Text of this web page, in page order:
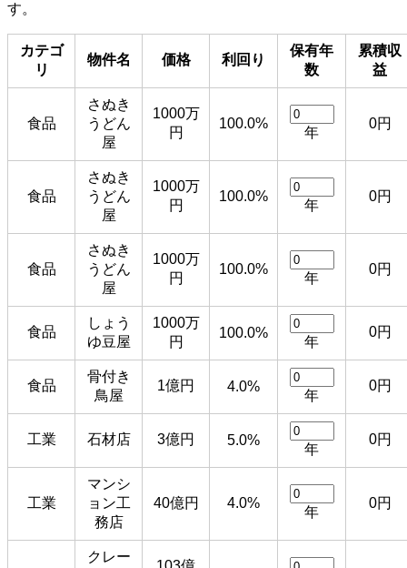
す。
カテゴ
リ
物件名 価格 利回り
保有年
数
累積収
益
食品
さぬき
うどん
屋
1000万
円
100.0%
年
0円
食品
さぬき
うどん
屋
1000万
円
100.0%
年
0円
食品
さぬき
うどん
屋
1000万
円
100.0%
年
0円
食品
しょう
ゆ豆屋
1000万
円
100.0%
年
0円
食品
骨付き
鳥屋
1億円 4.0%
年
0円
工業 石材店 3億円 5.0%
年
0円
工業
マンシ
ョン工
務店
40億円 4.0%
年
0円
クレー